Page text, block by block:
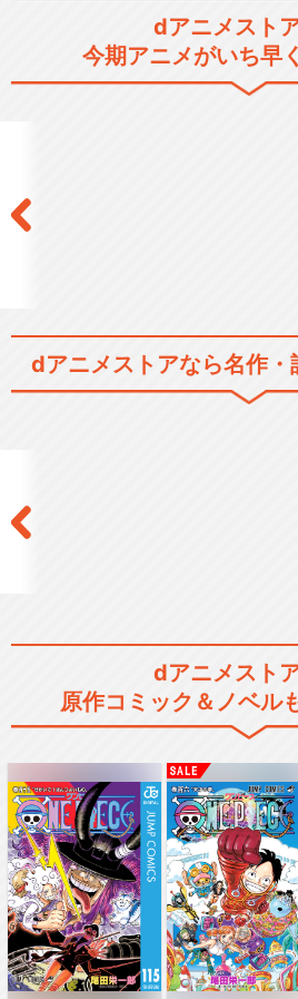
dアニメスト
今期アニメがいち早
dアニメストアなら名作・
dアニメスト
原作コミック＆ノベル